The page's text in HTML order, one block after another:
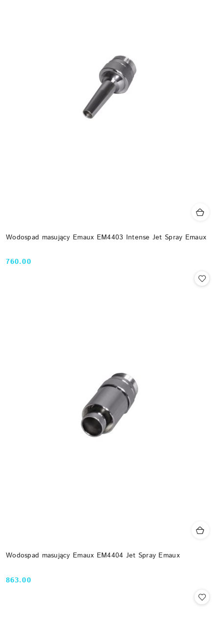
Wodospad masujący Emaux EM4403 Intense Jet Spray Emaux
Cena:
760.00
Wodospad masujący Emaux EM4404 Jet Spray Emaux
Cena:
863.00